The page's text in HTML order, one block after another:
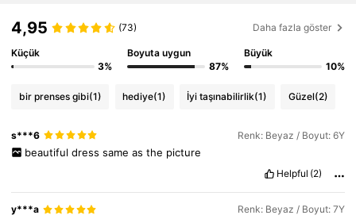
4,95 (73) Daha fazla göster
Küçük
3%
Boyuta uygun
87%
Büyük
10%
bir prenses gibi(1) hediye(1) İyi taşınabilirlik(1) Güzel(2)
s***6 Renk: Beyaz / Boyut: 6Y
beautiful dress same as the picture
Helpful (2)
y***a Renk: Beyaz / Boyut: 7Y